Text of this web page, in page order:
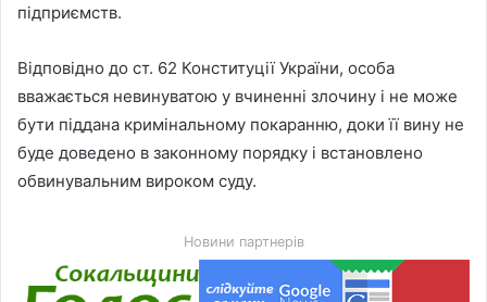
підприємств.
Відповідно до ст. 62 Конституції України, особа
вважається невинуватою у вчиненні злочину і не може
бути піддана кримінальному покаранню, доки її вину не
буде доведено в законному порядку і встановлено
обвинувальним вироком суду.
Новини партнерів